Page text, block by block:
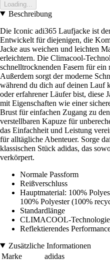
Loading...
Beschreibung
Die Iconic adi365 Laufjacke ist
Entwickelt für diejenigen, die
Jacke aus weichen und leichten
erleichtern. Die Climacool-
schnelltrocknenden Fasern für
Außerdem sorgt der moderne
während du dich auf deinen Lauf
oder erfahrener Läufer bist, diese
mit Eigenschaften wie einer
Brust für einfachen Zugang zu
verstellbaren Kapuze für
das Einfachheit und Leistung
für alltägliche Abenteuer. Sorge
klassischen Stück adidas, das
verkörpert.
Normale Passform
Reißverschluss
Hauptmaterial: 100%
100% Polyester (100%
Standardlänge
CLIMACOOL-Technologie
Reflektierendes
Zusätzliche Informationen
Marke
adidas